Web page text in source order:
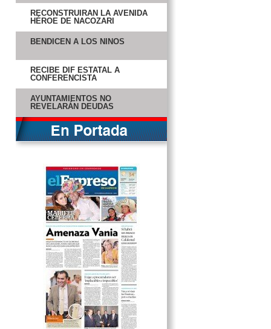
HÉROE DE NACOZARI
BENDICEN A LOS NIÑOS
CONFERENCISTA
AYUNTAMIENTOS NO
REVELARÁN DEUDAS
FESTEJAN SU AMOR
MALLORCA ESTÁ
“SECUESTRANDO” A GIO
DIOR LANZA COLECCIÓN DE
RELOJERÍA DE LUJO
TONALÁ Y ARRIAGA, LOS MÁS
AFECTADOS POR “BÁRBARA”
VAN 3 MUERTOS POR
“BÁRBARA” EN OAXACA
MUERE AL TIRAR AL MAR
CENIZAS DE ESPOSA
PEÑA NIETO PIDE
REESTRUCTURACIÓN EN
PROCURADURÍAS
ANGÉLICA RIVERA ENTREGA
CASA A MENOR QUE PERDIÓ
OJOS